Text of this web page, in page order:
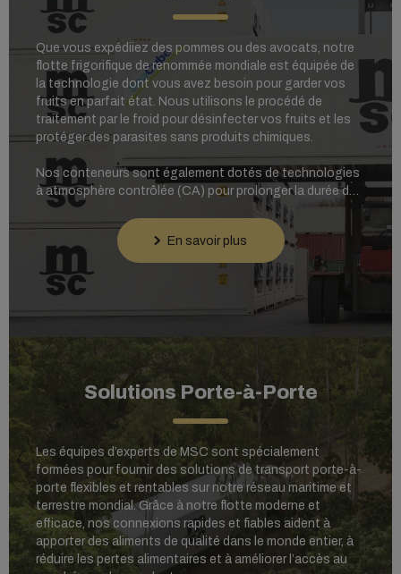
Que vous expédiiez des pommes ou des avocats, notre
flotte frigorifique de renommée mondiale est équipée de
la technologie dont vous avez besoin pour garder vos
fruits en parfait état. Nous utilisons le procédé de
traitement par le froid pour désinfecter vos fruits et les
protéger des parasites sans produits chimiques.
Nos conteneurs sont également dotés de technologies
à atmosphère contrôlée (CA) pour prolonger la durée de
conservation, notamment StarCool® CA,
XtendFRESH®, Liventus®, Maxtend® et Purfresh®. Les
capteurs et les contrôles d'humidité empêchent la
moisissure et la déshydratation, tandis que les réglages
de ventilation assurent la circulation de l'air frais.
En savoir plus
Solutions Porte-à-Porte
Les équipes d’experts de MSC sont spécialement
formées pour fournir des solutions de transport porte-à-
porte flexibles et rentables sur notre réseau maritime et
terrestre mondial. Grâce à notre flotte moderne et
efficace, nos connexions rapides et fiables aident à
apporter des aliments de qualité dans le monde entier, à
réduire les pertes alimentaires et à améliorer l’accès au